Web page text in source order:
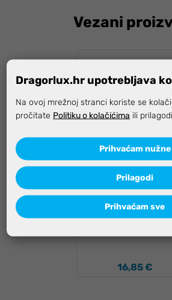
Vezani
Olovo za ronjenje
pojas 2,0 kg
16,85 €
Dragorlux.hr upotrebljava
Na ovoj mrežnoj stranci koriste se
pročitate Politiku o kolačićima ili
Prihvaćam nužne
Prilagodi
Prihvaćam sve